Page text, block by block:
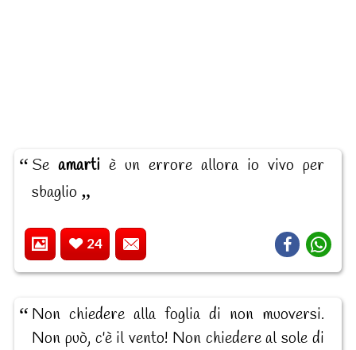
Se amarti è un errore allora io vivo per
sbaglio
24
Non chiedere alla foglia di non muoversi.
Non può, c'è il vento! Non chiedere al sole di